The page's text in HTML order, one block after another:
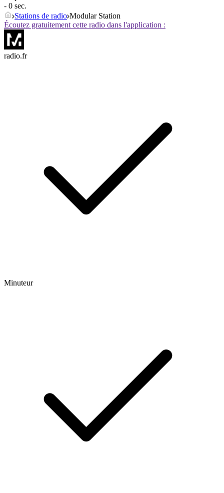
- 0 sec.
Stations de radio Modular Station
Écoutez gratuitement cette radio dans l'application :
radio.fr
Minuteur